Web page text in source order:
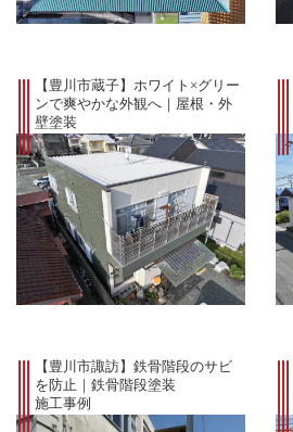
【豊川市蔵子】ホワイト×グリー
ンで爽やかな外観へ｜屋根・外
壁塗装
施工事例
【豊川市諏訪】鉄骨階段のサビ
を防止｜鉄骨階段塗装
施工事例